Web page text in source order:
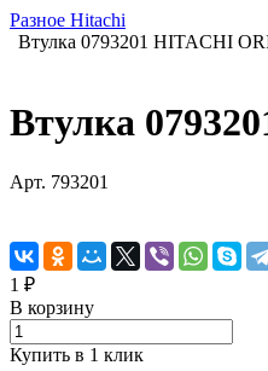
Разное Hitachi
Втулка 0793201 HITACHI
Втулка
Арт. 793201
1 ₽
В корзину
Купить в 1 клик